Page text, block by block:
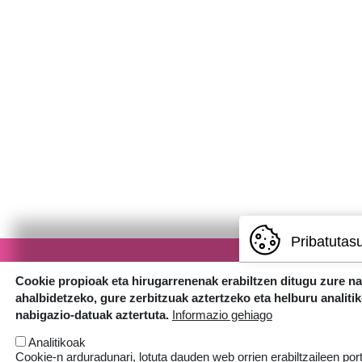
Cookie propioak eta hirugarrenenak erabiltzen ditugu zure
ahalbidetzeko, gure zerbitzuak aztertzeko eta helburu
nabigazio-datuak aztertuta. Informazio gehiago
Analitikoak
Cookie-n arduradunari, lotuta dauden web orrien erabiltzaileen